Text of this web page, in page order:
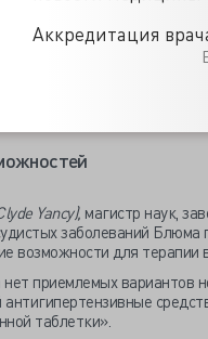
Аккредитация
хотя
протокола.
является первым
давления между
с
Yancy), магистр наук,
заболеваний
возможности для терапии
приемлемых вариантов
таблетки».